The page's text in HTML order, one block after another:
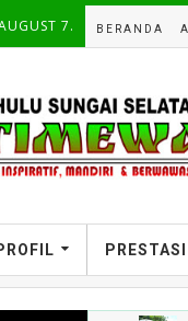
7. BERANDA
PRESTASI